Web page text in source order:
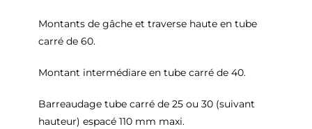
Montants de gâche et traverse haute en tube
carré de 60.
Montant intermédiare en tube carré de 40.
Barreaudage tube carré de 25 ou 30 (suivant
hauteur) espacé 110 mm maxi.